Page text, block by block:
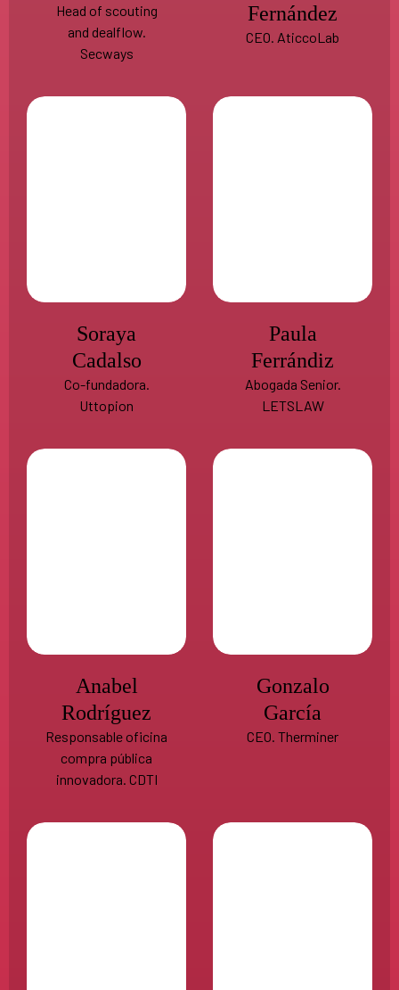
Head of scouting
and dealflow.
Secways
Fernández
CEO. AticcoLab
Soraya
Cadalso
Co-fundadora.
Uttopion
Paula
Ferrándiz
Abogada Senior.
LETSLAW
Anabel
Rodríguez
Responsable oficina
compra pública
innovadora. CDTI
Gonzalo
García
CEO. Therminer